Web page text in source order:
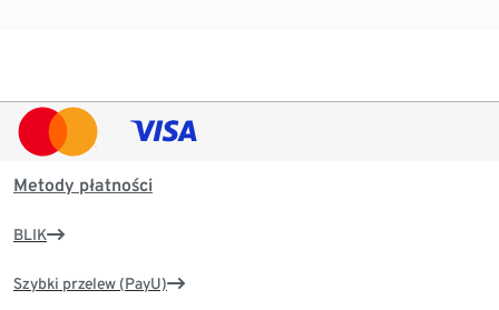
Metody płatności
BLIK
Szybki przelew (PayU)